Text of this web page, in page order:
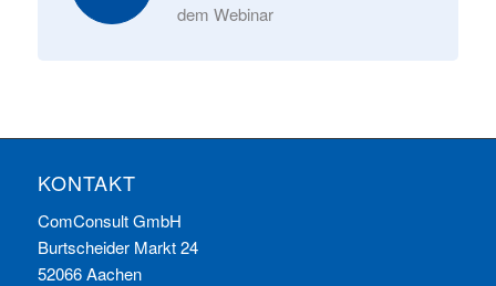
dem Webinar
KONTAKT
ComConsult GmbH
Burtscheider Markt 24
52066 Aachen